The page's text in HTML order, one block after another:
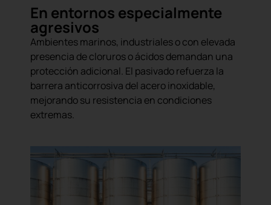
En entornos especialmente
agresivos
Ambientes marinos, industriales o con elevada
presencia de cloruros o ácidos demandan una
protección adicional. El pasivado refuerza la
barrera anticorrosiva del acero inoxidable,
mejorando su resistencia en condiciones
extremas.